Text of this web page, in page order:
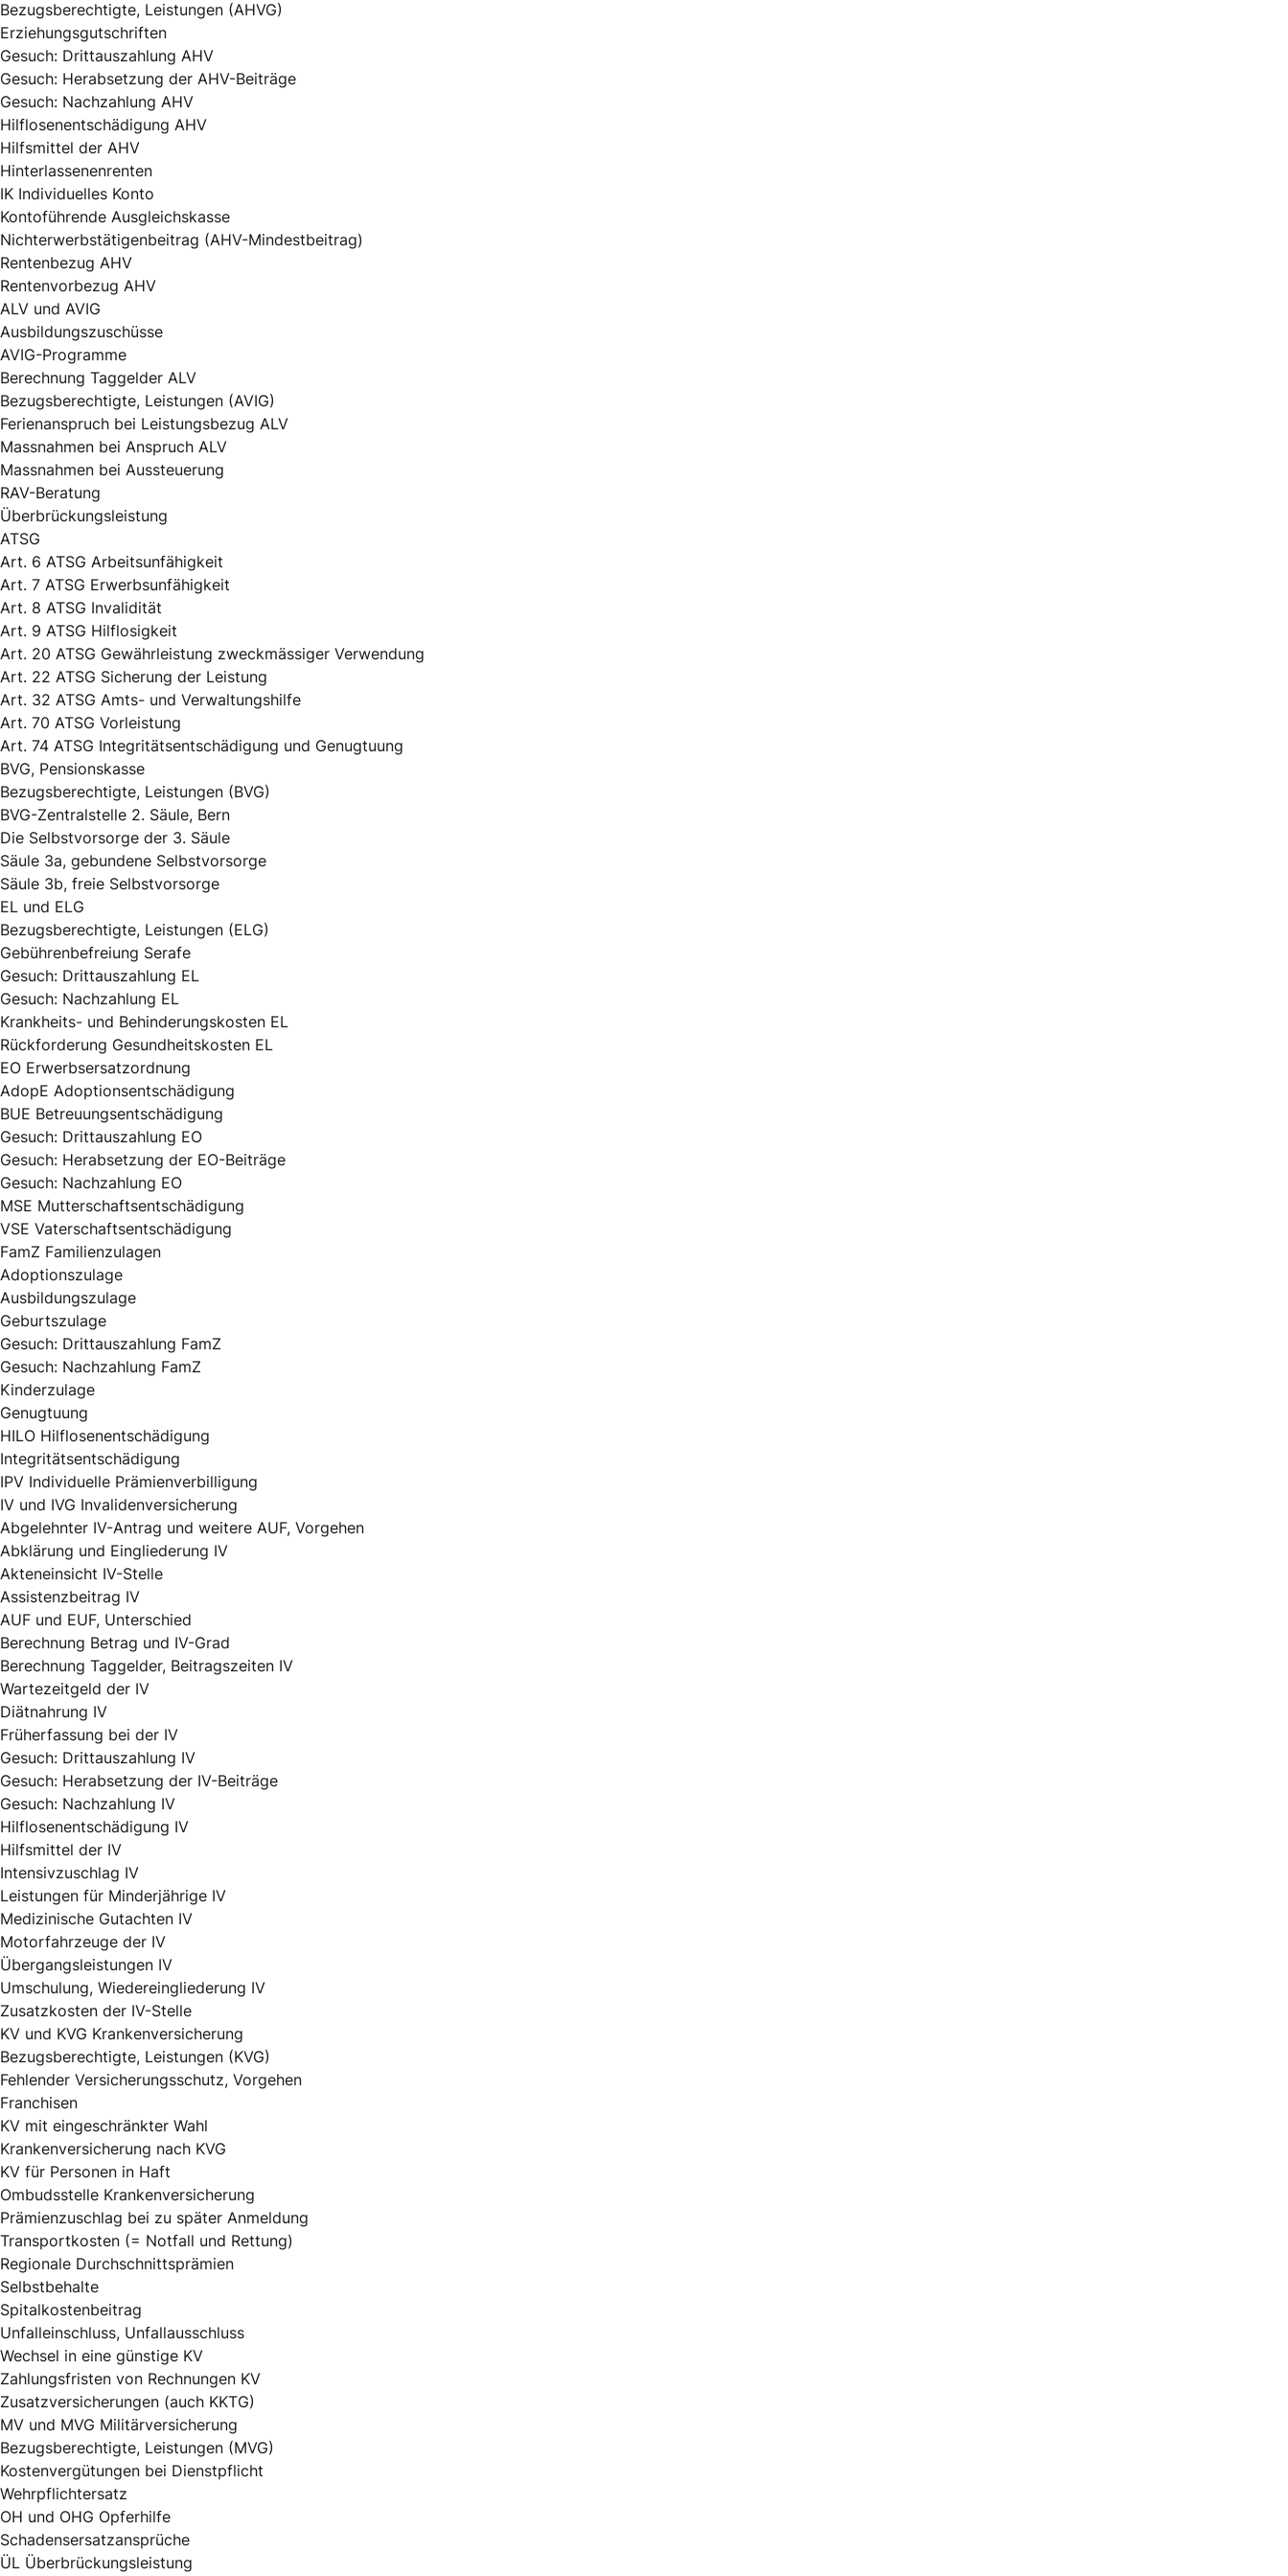
Bezugsberechtigte, Leistungen (AHVG)
Erziehungsgutschriften
Gesuch: Drittauszahlung AHV
Gesuch: Herabsetzung der AHV-Beiträge
Gesuch: Nachzahlung AHV
Hilflosenentschädigung AHV
Hilfsmittel der AHV
Hinterlassenenrenten
IK Individuelles Konto
Kontoführende Ausgleichskasse
Nichterwerbstätigenbeitrag (AHV-Mindestbeitrag)
Rentenbezug AHV
Rentenvorbezug AHV
ALV und AVIG
Ausbildungszuschüsse
AVIG-Programme
Berechnung Taggelder ALV
Bezugsberechtigte, Leistungen (AVIG)
Ferienanspruch bei Leistungsbezug ALV
Massnahmen bei Anspruch ALV
Massnahmen bei Aussteuerung
RAV-Beratung
Überbrückungsleistung
ATSG
Art. 6 ATSG Arbeitsunfähigkeit
Art. 7 ATSG Erwerbsunfähigkeit
Art. 8 ATSG Invalidität
Art. 9 ATSG Hilflosigkeit
Art. 20 ATSG Gewährleistung zweckmässiger Verwendung
Art. 22 ATSG Sicherung der Leistung
Art. 32 ATSG Amts- und Verwaltungshilfe
Art. 70 ATSG Vorleistung
Art. 74 ATSG Integritätsentschädigung und Genugtuung
BVG, Pensionskasse
Bezugsberechtigte, Leistungen (BVG)
BVG-Zentralstelle 2. Säule, Bern
Die Selbstvorsorge der 3. Säule
Säule 3a, gebundene Selbstvorsorge
Säule 3b, freie Selbstvorsorge
EL und ELG
Bezugsberechtigte, Leistungen (ELG)
Gebührenbefreiung Serafe
Gesuch: Drittauszahlung EL
Gesuch: Nachzahlung EL
Krankheits- und Behinderungskosten EL
Rückforderung Gesundheitskosten EL
EO Erwerbsersatzordnung
AdopE Adoptionsentschädigung
BUE Betreuungsentschädigung
Gesuch: Drittauszahlung EO
Gesuch: Herabsetzung der EO-Beiträge
Gesuch: Nachzahlung EO
MSE Mutterschaftsentschädigung
VSE Vaterschaftsentschädigung
FamZ Familienzulagen
Adoptionszulage
Ausbildungszulage
Geburtszulage
Gesuch: Drittauszahlung FamZ
Gesuch: Nachzahlung FamZ
Kinderzulage
Genugtuung
HILO Hilflosenentschädigung
Integritätsentschädigung
IPV Individuelle Prämienverbilligung
IV und IVG Invalidenversicherung
Abgelehnter IV-Antrag und weitere AUF, Vorgehen
Abklärung und Eingliederung IV
Akteneinsicht IV-Stelle
Assistenzbeitrag IV
AUF und EUF, Unterschied
Berechnung Betrag und IV-Grad
Berechnung Taggelder, Beitragszeiten IV
Wartezeitgeld der IV
Diätnahrung IV
Früherfassung bei der IV
Gesuch: Drittauszahlung IV
Gesuch: Herabsetzung der IV-Beiträge
Gesuch: Nachzahlung IV
Hilflosenentschädigung IV
Hilfsmittel der IV
Intensivzuschlag IV
Leistungen für Minderjährige IV
Medizinische Gutachten IV
Motorfahrzeuge der IV
Übergangsleistungen IV
Umschulung, Wiedereingliederung IV
Zusatzkosten der IV-Stelle
KV und KVG Krankenversicherung
Bezugsberechtigte, Leistungen (KVG)
Fehlender Versicherungsschutz, Vorgehen
Franchisen
KV mit eingeschränkter Wahl
Krankenversicherung nach KVG
KV für Personen in Haft
Ombudsstelle Krankenversicherung
Prämienzuschlag bei zu später Anmeldung
Transportkosten (= Notfall und Rettung)
Regionale Durchschnittsprämien
Selbstbehalte
Spitalkostenbeitrag
Unfalleinschluss, Unfallausschluss
Wechsel in eine günstige KV
Zahlungsfristen von Rechnungen KV
Zusatzversicherungen (auch KKTG)
MV und MVG Militärversicherung
Bezugsberechtigte, Leistungen (MVG)
Kostenvergütungen bei Dienstpflicht
Wehrpflichtersatz
OH und OHG Opferhilfe
Schadensersatzansprüche
ÜL Überbrückungsleistung